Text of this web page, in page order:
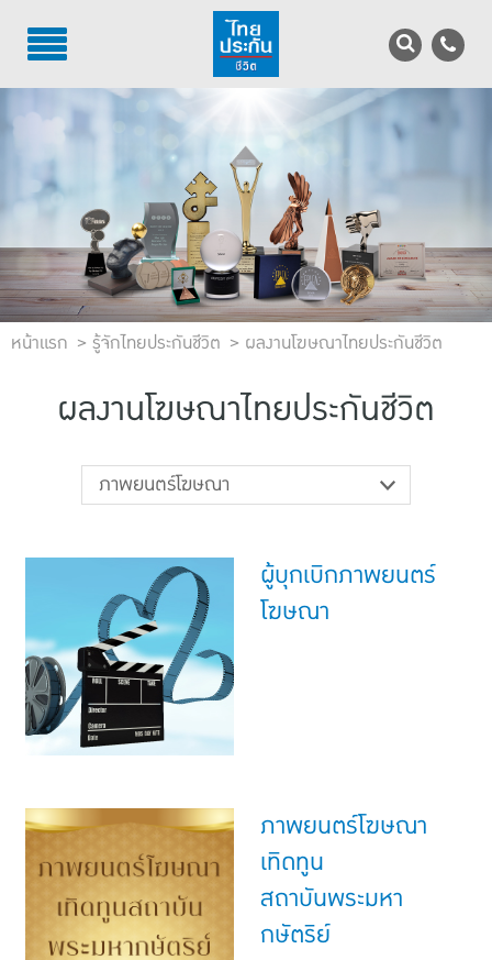
TH EN
บริการลูกค้า
บริการตัวแทน
รู้จักไทยประกันชีวิต
นักลงทุนสัมพันธ์
เพื่อสังคมไทย
ติดต่อไทยประกันชีวิต
แบบประกันทั้งหมด
แบบประกันที่เหมาะกับช่วงอายุ
เปรียบเทียบแบบประกัน
เลือกแบบประกันที่เหมาะกับคุณ
TL Learning Center
หน้าแรก รู้จักไทยประกันชีวิต ผลงานโฆษณาไทยประกันชีวิต
ผลงานโฆษณาไทยประกันชีวิต
ภาพยนตร์โฆษณา
ผู้บุกเบิกภาพยนตร์
โฆษณา
ภาพยนตร์โฆษณา
เทิดทูน
สถาบันพระมหา
กษัตริย์